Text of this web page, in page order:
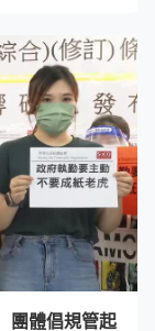
團體倡規管起